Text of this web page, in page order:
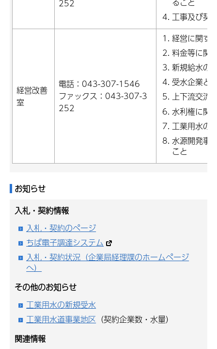
252
工事及び契
経営改善
室
電話：043-307-1546
ファックス：043-307-3
252
経営に関す
料金等に関
新規給水の
受水企業と
上下流交流
水利権に関
工業用水の
水源開発事
こと
お知らせ
入札・契約情報
入札・契約のページ
ちば電子調達システム
入札・契約状況（企業局経理課のホームページ
へ）
その他のお知らせ
工業用水の新規受水
工業用水道事業地区 （契約企業数・水量）
関連情報